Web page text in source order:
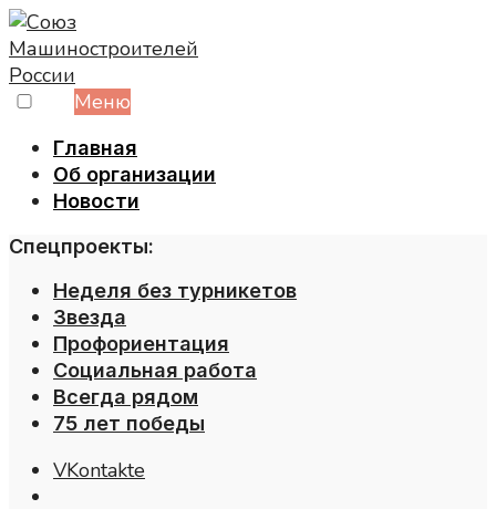
Skip
to
content
Меню
Главная
Об организации
Новости
Спецпроекты:
Неделя без турникетов
Звезда
Профориентация
Социальная работа
Всегда рядом
75 лет победы
VKontakte